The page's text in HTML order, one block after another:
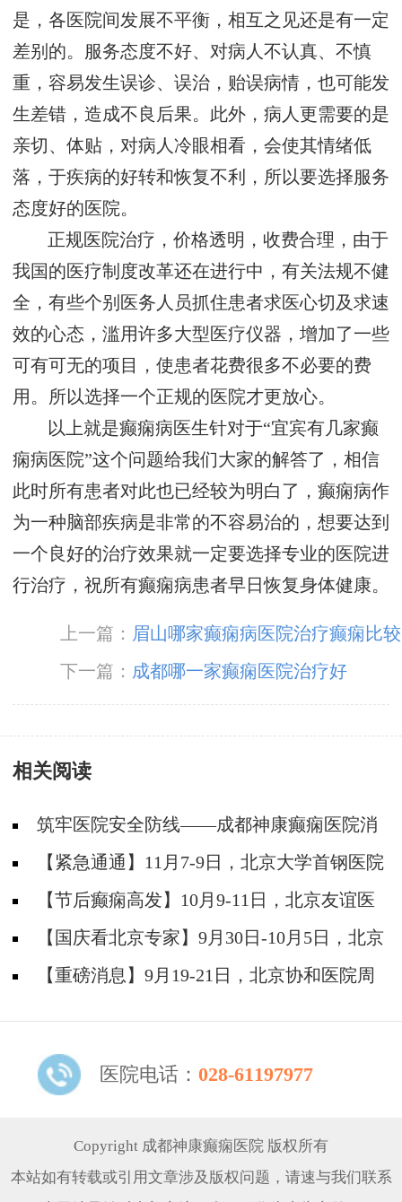
是，各医院间发展不平衡，相互之见还是有一定
差别的。服务态度不好、对病人不认真、不慎
重，容易发生误诊、误治，贻误病情，也可能发
生差错，造成不良后果。此外，病人更需要的是
亲切、体贴，对病人冷眼相看，会使其情绪低
落，于疾病的好转和恢复不利，所以要选择服务
态度好的医院。
正规医院治疗，价格透明，收费合理，由于
我国的医疗制度改革还在进行中，有关法规不健
全，有些个别医务人员抓住患者求医心切及求速
效的心态，滥用许多大型医疗仪器，增加了一些
可有可无的项目，使患者花费很多不必要的费
用。所以选择一个正规的医院才更放心。
以上就是癫痫病医生针对于“宜宾有几家癫
痫病医院”这个问题给我们大家的解答了，相信
此时所有患者对此也已经较为明白了，癫痫病作
为一种脑部疾病是非常的不容易治的，想要达到
一个良好的治疗效果就一定要选择专业的医院进
行治疗，祝所有癫痫病患者早日恢复身体健康。
上一篇： 眉山哪家癫痫病医院治疗癫痫比较
下一篇： 成都哪一家癫痫医院治疗好
相关阅读
筑牢医院安全防线——成都神康癫痫医院消
防安全培训纪实
【紧急通通】11月7-9日，北京大学首钢医院
神经内科胡颖教授亲临成都会诊，破解癫痫疑难
【节后癫痫高发】10月9-11日，北京友谊医
院陈葵博士免费会诊+治疗援助，破解癫痫难
题！
【国庆看北京专家】9月30日-10月5日，北京
天坛&首钢医院两大专家蓉城亲诊+癫痫大额救
【重磅消息】9月19-21日，北京协和医院周
线！
医院电话： 028-61197977
Copyright 成都神康癫痫医院 版权所有
本站如有转载或引用文章涉及版权问题，请速与我们联系